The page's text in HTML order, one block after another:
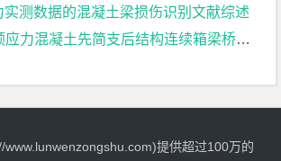
实测数据的混凝土梁损伤识别文献综述
混凝土先简支后结构连续箱梁桥部分结构设计文献综述
www.lunwenzongshu.com)提供超过100万的